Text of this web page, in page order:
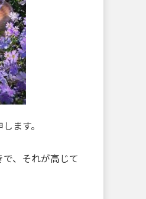
ます。
、それが高じて